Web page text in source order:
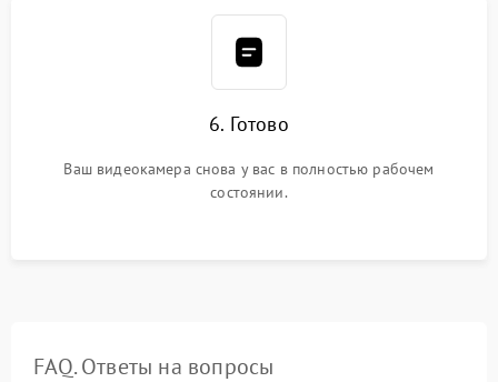
6. Готово
Ваш видеокамера снова у вас в полностью рабочем
состоянии.
FAQ. Ответы на вопросы